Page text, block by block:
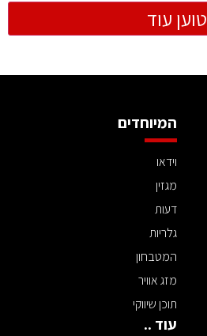
טוען עוד
המיוחדים
וידאו
מגזין
דעות
גלריות
המטבחון
מזג אוויר
תוכן שיווקי
עוד ..